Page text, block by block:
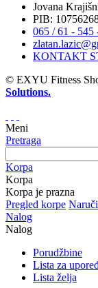
Jovana
PIB:
065 / 61 - 545
KONTAKT
© EXYU Fitness
Solutions.
Meni
Pretraga
Korpa
Korpa
Korpa je prazna
Pregled korpe
Nalog
Nalog
Porudžbine
Lista za
Lista želja